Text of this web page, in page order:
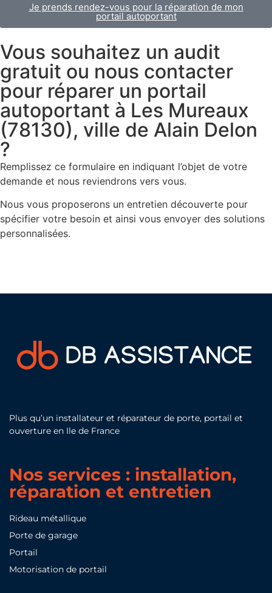
Je prends rendez-vous pour la réparation de mon
portail autoportant
Vous souhaitez un audit
gratuit ou nous contacter
pour réparer un portail
autoportant à Les Mureaux
(78130), ville de Alain Delon
?
Remplissez ce formulaire en indiquant l’objet de votre
demande et nous reviendrons vers vous.
Nous vous proposerons un entretien découverte pour
spécifier votre besoin et ainsi vous envoyer des solutions
personnalisées.
Plus qu’un installateur et réparateur de porte, portail et
ouverture en Ile de France
Nos services : installation,
réparation et entretien
Rideau métallique
Porte de garage
Portail
Motorisation de portail